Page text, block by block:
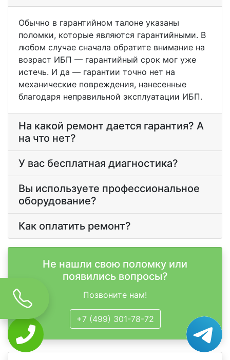
Обычно в гарантийном талоне указаны
поломки, которые являются гарантийными. В
любом случае сначала обратите внимание на
возраст ИБП — гарантийный срок мог уже
истечь. И да — гарантии точно нет на
механические повреждения, нанесенные
благодаря неправильной эксплуатации ИБП.
На какой ремонт дается гарантия? А
на что нет?
У вас бесплатная диагностика?
Вы используете профессиональное
оборудование?
Как оплатить ремонт?
Не нашли свою поломку или
появились вопросы?
Позвоните нам!
+7 (499) 301-78-72